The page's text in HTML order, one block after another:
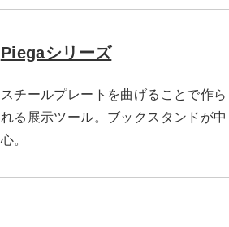
Piegaシリーズ
スチールプレートを曲げることで作ら
れる展示ツール。ブックスタンドが中
心。